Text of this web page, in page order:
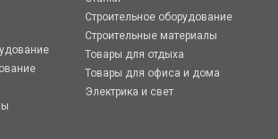
Строительное оборудование
Строительные материалы
Товары для отдыха
Товары для офиса и дома
Электрика и свет